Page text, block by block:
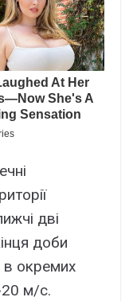
дві
доби
в окремих
м/с.